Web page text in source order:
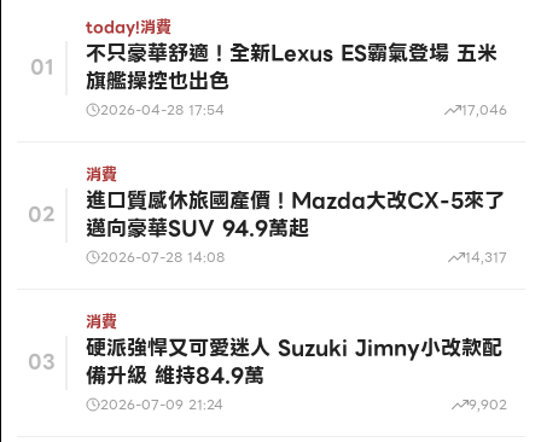
01
today!消費
不只豪華舒適！全新Lexus ES霸氣登場 五米
旗艦操控也出色
2026-04-28 17:54 17,046
02
消費
進口質感休旅國產價！Mazda大改CX-5來了
邁向豪華SUV 94.9萬起
2026-07-28 14:08 14,317
03
消費
硬派強悍又可愛迷人 Suzuki Jimny小改款配
備升級 維持84.9萬
2026-07-09 21:24 9,902